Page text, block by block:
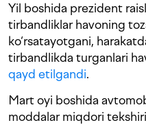
Yil boshida prezident
tirbandliklar havoning
ko‘rsatayotgani,
tirbandlikda turganlari
qayd etilgandi.
Mart oyi boshida
moddalar miqdori